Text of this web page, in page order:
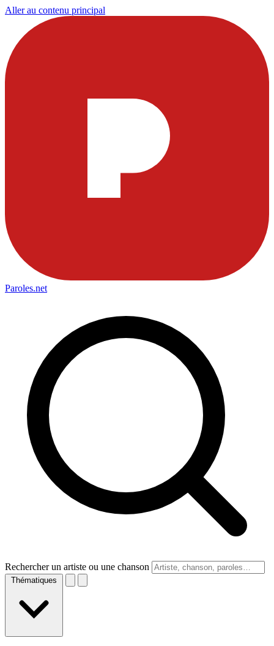
Aller au contenu principal
Paroles.net
Rechercher un artiste ou une chanson
Thématiques